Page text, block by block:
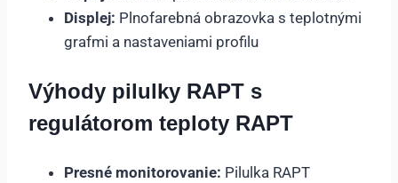
Displej: Plnofarebná obrazovka s teplotnými
grafmi a nastaveniami profilu
Výhody pilulky RAPT s
regulátorom teploty RAPT
Presné monitorovanie: Pilulka RAPT